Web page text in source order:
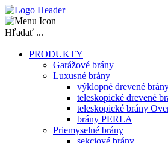
Hľadať ...
PRODUKTY
Garážové brány
Luxusné brány
výklopné drevené
teleskopické drevené
teleskopické brány
brány PERLA
Priemyselné brány
sekciové brány